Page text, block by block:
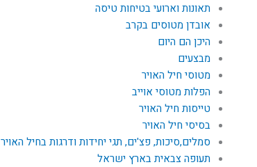
תאונות וארועי בטיחות טיסה
אובדן מטוסים בקרב
היכן הם היום
מבצעים
מטוסי חיל האויר
הפלות מטוסי אוייב
טייסות חיל האויר
בסיסי חיל האויר
סמלים,סיכות, פצ'ים, תגי יחידות ודרגות בחיל האויר
תעופה צבאית בארץ ישראל